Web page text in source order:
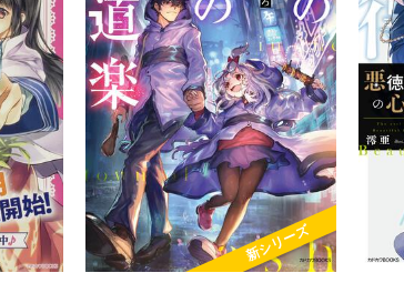
新シリーズ